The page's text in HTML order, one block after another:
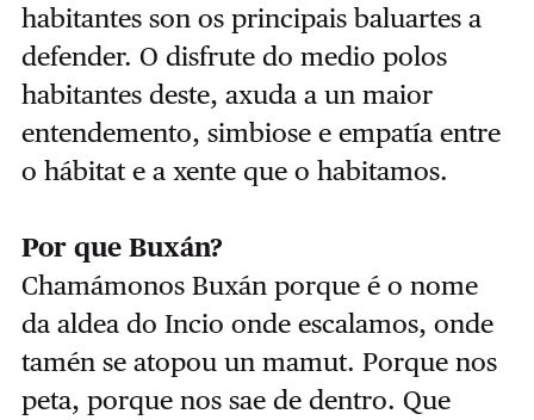
habitantes son os principais baluartes a
defender. O disfrute do medio polos
habitantes deste, axuda a un maior
entendemento, simbiose e empatía entre
o hábitat e a xente que o habitamos.
Por que Buxán?
Chamámonos Buxán porque é o nome
da aldea do Incio onde escalamos, onde
tamén se atopou un mamut. Porque nos
peta, porque nos sae de dentro. Que